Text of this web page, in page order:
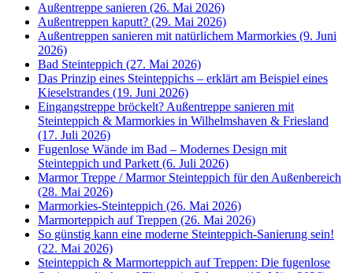
Außentreppe sanieren (26. Mai 2026)
Außentreppen kaputt? (29. Mai 2026)
Außentreppen sanieren mit natürlichem Marmorkies (9. Juni
2026)
Bad Steinteppich (27. Mai 2026)
Das Prinzip eines Steinteppichs – erklärt am Beispiel eines
Kieselstrandes (19. Juni 2026)
Eingangstreppe bröckelt? Außentreppe sanieren mit
Steinteppich & Marmorkies in Wilhelmshaven & Friesland
(17. Juli 2026)
Fugenlose Wände im Bad – Modernes Design mit
Steinteppich und Parkett (6. Juli 2026)
Marmor Treppe / Marmor Steinteppich für den Außenbereich
(28. Mai 2026)
Marmorkies-Steinteppich (26. Mai 2026)
Marmorteppich auf Treppen (26. Mai 2026)
So günstig kann eine moderne Steinteppich-Sanierung sein!
(22. Mai 2026)
Steinteppich & Marmorteppich auf Treppen: Die fugenlose